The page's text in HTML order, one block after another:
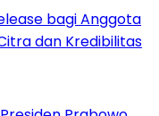
bagi Anggota
dan Kredibilitas